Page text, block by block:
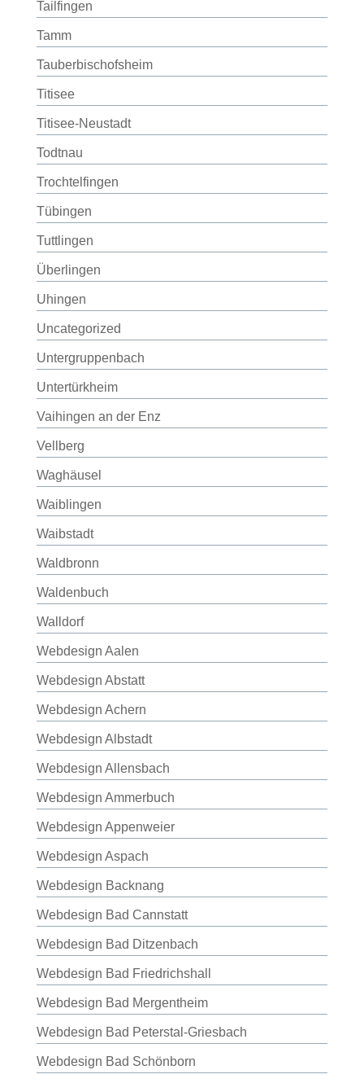
Tailfingen
Tamm
Tauberbischofsheim
Titisee
Titisee-Neustadt
Todtnau
Trochtelfingen
Tübingen
Tuttlingen
Überlingen
Uhingen
Uncategorized
Untergruppenbach
Untertürkheim
Vaihingen an der Enz
Vellberg
Waghäusel
Waiblingen
Waibstadt
Waldbronn
Waldenbuch
Walldorf
Webdesign Aalen
Webdesign Abstatt
Webdesign Achern
Webdesign Albstadt
Webdesign Allensbach
Webdesign Ammerbuch
Webdesign Appenweier
Webdesign Aspach
Webdesign Backnang
Webdesign Bad Cannstatt
Webdesign Bad Ditzenbach
Webdesign Bad Friedrichshall
Webdesign Bad Mergentheim
Webdesign Bad Peterstal-Griesbach
Webdesign Bad Schönborn